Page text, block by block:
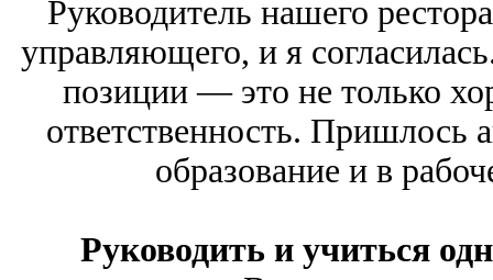
Руководитель нашего
управляющего, и я
позиции — это не только
ответственность. Пришлось
образование и в
Руководить и учиться